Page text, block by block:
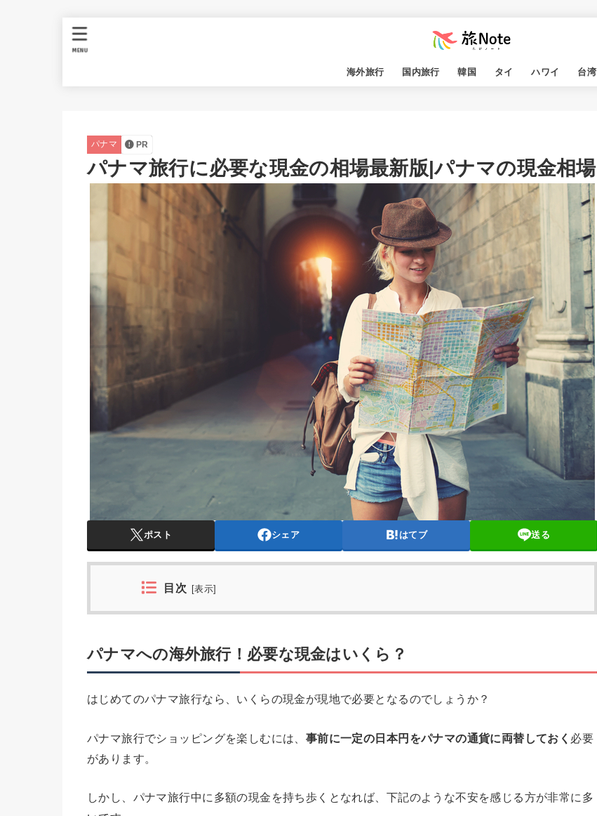
海外旅行 国内旅行 韓国 タイ ハワイ 台湾
MENU
パナマ PR
パナマ旅行に必要な現金の相場最新版|パナマの現金相場
ポスト シェア はてブ 送る
目次 [表示
パナマへの海外旅行！必要な現金はいくら？
はじめてのパナマ旅行なら、いくらの現金が現地で必要となるのでしょうか？
パナマ旅行でショッピングを楽しむには、 事前に一定の日本円をパナマの通貨に両替しておく 必要
があります。
しかし、パナマ旅行中に多額の現金を持ち歩くとなれば、下記のような不安を感じる方が非常に多